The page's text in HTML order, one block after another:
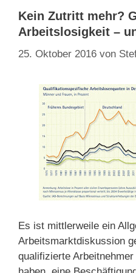
Kein Zutritt mehr?
Arbeitslosigkeit –
25. Oktober 2016 von
Es ist mittlerweile ein
Arbeitsmarktdiskussion
qualifizierte